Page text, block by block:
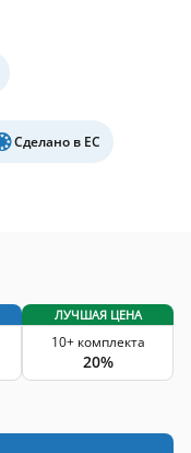
Сделано в ЕС
ЛУЧШАЯ ЦЕНА
10+ комплекта
20%